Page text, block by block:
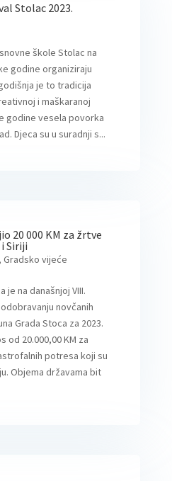
Stolac 2023.
škole Stolac na
godine organiziraju
je to tradicija
i maškaranoj
godine vesela povorka
Djeca su u suradnji s...
20 000 KM za žrtve
Siriji
, Gradsko vijeće
je na današnjoj VIII.
novčanih
Grada Stoca za 2023.
od 20.000,00 KM za
potresa koji su
Objema državama bit